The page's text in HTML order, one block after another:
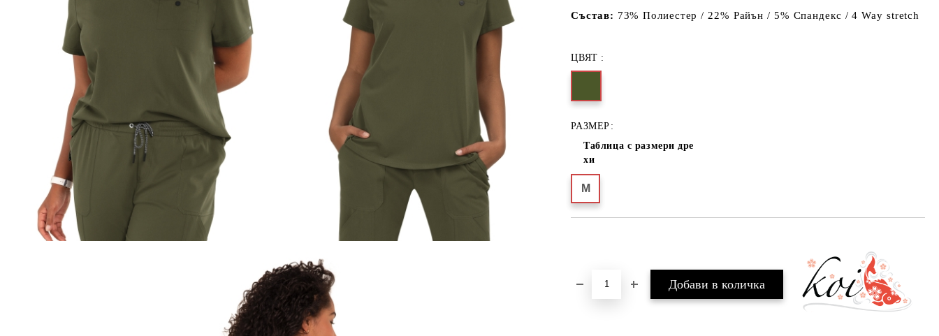
Състав: 73% Полиестер / 22% Райън / 5% Спандекс / 4 Way stretch
ЦВЯТ :
РАЗМЕР:
Таблица с размери дре
хи
M